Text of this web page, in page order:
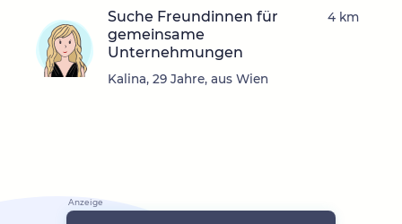
Suche Freundinnen für
gemeinsame
Unternehmungen
Kalina, 29 Jahre, aus Wien
4 km